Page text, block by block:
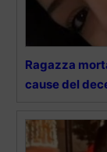
Ragazza
cause del